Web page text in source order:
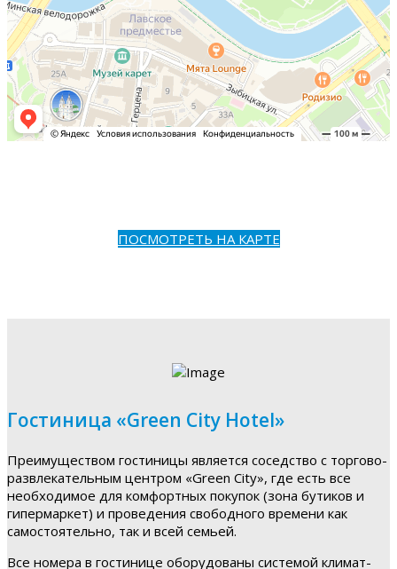
ПОСМОТРЕТЬ НА КАРТЕ
Гостиница «Green City Hotel»
Преимуществом гостиницы является соседство с торгово-
развлекательным центром «Green City», где есть все
необходимое для комфортных покупок (зона бутиков и
гипермаркет) и проведения свободного времени как
самостоятельно, так и всей семьей.
Все номера в гостинице оборудованы системой климат-